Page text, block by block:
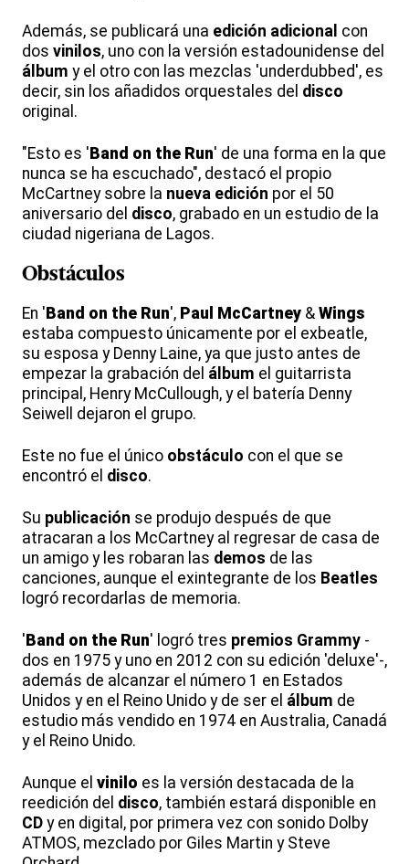
Además, se publicará una edición adicional con
dos vinilos, uno con la versión estadounidense del
álbum y el otro con las mezclas 'underdubbed', es
decir, sin los añadidos orquestales del disco
original.
"Esto es ' Band on the Run' de una forma en la que
nunca se ha escuchado", destacó el propio
McCartney sobre la nueva edición por el 50
aniversario del disco, grabado en un estudio de la
ciudad nigeriana de Lagos.
Obstáculos
En ' Band on the Run', Paul McCartney & Wings
estaba compuesto únicamente por el exbeatle,
su esposa y Denny Laine, ya que justo antes de
empezar la grabación del álbum el guitarrista
principal, Henry McCullough, y el batería Denny
Seiwell dejaron el grupo.
Este no fue el único obstáculo con el que se
encontró el disco.
Su publicación se produjo después de que
atracaran a los McCartney al regresar de casa de
un amigo y les robaran las demos de las
canciones, aunque el exintegrante de los Beatles
logró recordarlas de memoria.
' Band on the Run' logró tres premios Grammy -
dos en 1975 y uno en 2012 con su edición 'deluxe'-,
además de alcanzar el número 1 en Estados
Unidos y en el Reino Unido y de ser el álbum de
estudio más vendido en 1974 en Australia, Canadá
y el Reino Unido.
Aunque el vinilo es la versión destacada de la
reedición del disco, también estará disponible en
CD y en digital, por primera vez con sonido Dolby
ATMOS, mezclado por Giles Martin y Steve